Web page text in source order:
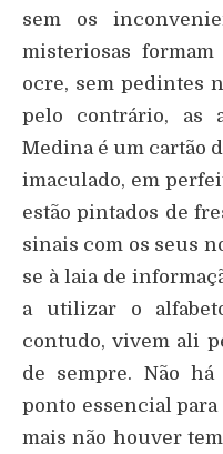
sem os
misteriosas
ocre, sem pedintes
pelo contrário, as
Medina é um cartão
imaculado, em
estão pintados de
sinais com os seus
se à laia de
a utilizar o
contudo, vivem ali
de sempre. Não
ponto essencial
mais não houver